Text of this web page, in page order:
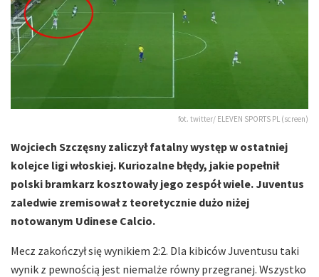
fot. twitter/ ELEVEN SPORTS PL (screen)
Wojciech Szczęsny zaliczył fatalny występ w ostatniej
kolejce ligi włoskiej. Kuriozalne błędy, jakie popełnił
polski bramkarz kosztowały jego zespół wiele. Juventus
zaledwie zremisował z teoretycznie dużo niżej
notowanym Udinese Calcio.
Mecz zakończył się wynikiem 2:2. Dla kibiców Juventusu taki
wynik z pewnością jest niemalże równy przegranej. Wszystko